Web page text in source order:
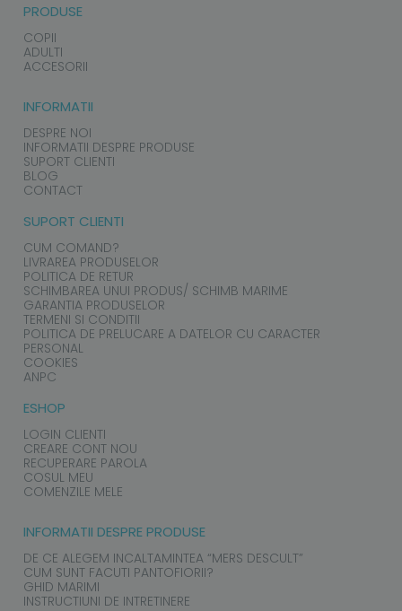
PRODUSE
COPII
ADULTI
ACCESORII
INFORMATII
DESPRE NOI
INFORMATII DESPRE PRODUSE
SUPORT CLIENTI
BLOG
CONTACT
SUPORT CLIENTI
CUM COMAND?
LIVRAREA PRODUSELOR
POLITICA DE RETUR
SCHIMBAREA UNUI PRODUS/ SCHIMB MARIME
GARANTIA PRODUSELOR
TERMENI SI CONDITII
POLITICA DE PRELUCARE A DATELOR CU CARACTER
PERSONAL
COOKIES
ANPC
ESHOP
LOGIN CLIENTI
CREARE CONT NOU
RECUPERARE PAROLA
COSUL MEU
COMENZILE MELE
INFORMATII DESPRE PRODUSE
DE CE ALEGEM INCALTAMINTEA “MERS DESCULT”
CUM SUNT FACUTI PANTOFIORII?
GHID MARIMI
INSTRUCTIUNI DE INTRETINERE